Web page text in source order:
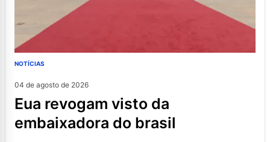
NOTÍCIAS
04 de agosto de 2026
eua revogam visto da
embaixadora do brasil